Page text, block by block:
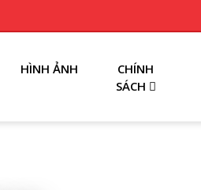
HÌNH ẢNH
CHÍNH
SÁCH